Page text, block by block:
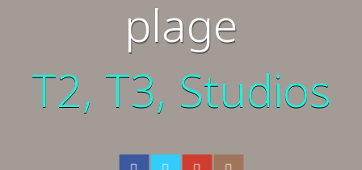
plage
T2, T3, Studios